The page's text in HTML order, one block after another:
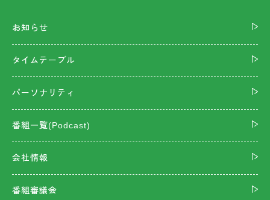
お知らせ
タイムテーブル
パーソナリティ
番組一覧(Podcast)
会社情報
番組審議会